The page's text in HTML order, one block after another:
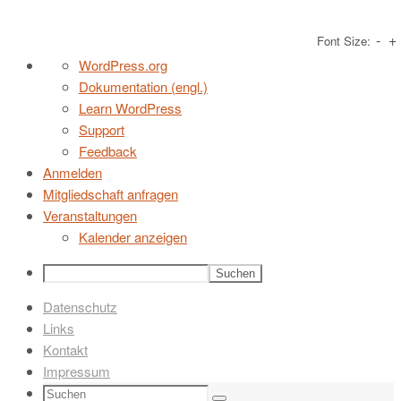
Zum
Über
WordPress
WordPress.org
Dokumentation (engl.)
Learn WordPress
Support
Feedback
Anmelden
Mitgliedschaft anfragen
Veranstaltungen
Kalender anzeigen
Suchen
Datenschutz
Links
Kontakt
Impressum
Suchen
Font Size: - +